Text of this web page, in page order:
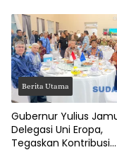
DPRD Manado
Berita Utama
Gubernur Yulius
Delegasi Uni Eropa,
Tegaskan Kontribusi